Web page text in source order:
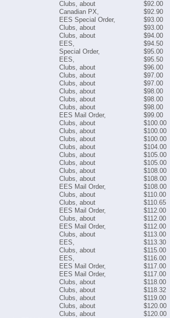
Clubs, about
$92.00
Canadian PX,
$92.90
EES Special Order,
$93.00
Clubs, about
$93.00
Clubs, about
$94.00
EES,
$94.50
Special Order,
$95.00
EES,
$95.50
Clubs, about
$96.00
Clubs, about
$97.00
Clubs, about
$97.00
Clubs, about
$98.00
Clubs, about
$98.00
Clubs, about
$98.00
EES Mail Order,
$99.00
Clubs, about
$100.00
Clubs, about
$100.00
Clubs, about
$100.00
Clubs, about
$104.00
Clubs, about
$105.00
Clubs, about
$105.00
Clubs, about
$108.00
Clubs, about
$108.00
EES Mail Order,
$108.00
Clubs, about
$110.00
Clubs, about
$110.65
EES Mail Order,
$112.00
Clubs, about
$112.00
EES Mail Order,
$112.00
Clubs, about
$113.00
EES,
$113.30
Clubs, about
$115.00
EES,
$116.00
EES Mail Order,
$117.00
EES Mail Order,
$117.00
Clubs, about
$118.00
Clubs, about
$118.32
Clubs, about
$119.00
Clubs, about
$120.00
Clubs, about
$120.00